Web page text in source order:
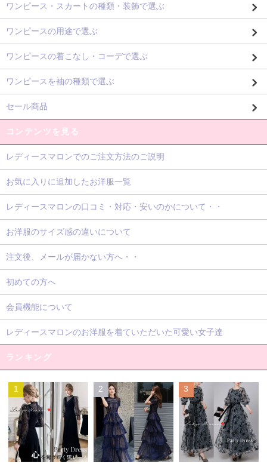
ワンピース・スカートの種類・装飾で選ぶ
ワンピースの用途で選ぶ
ワンピースの着こなし・コーデで選ぶ
ワンピースを袖の種類で選ぶ
セール商品
コンテンツを見る
レディースマロンでのご注文方法のご説明
お気に入りに追加したお洋服一覧
レディースマロンの口コミ・対応・安いのかについて・・
お洋服のサイズ感の違いについて
注文後、メールが届かない方へ・・
初めての方へ
会員機能について
レディースマロンのお洋服を着ていただいた可愛い女子達
ランキング
1 2 3